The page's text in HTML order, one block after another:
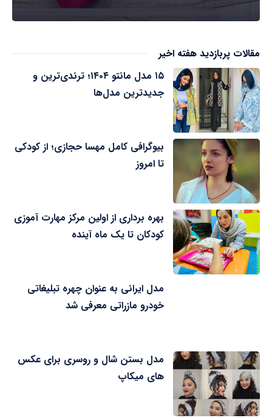
مقالات پربازدید هفته اخیر
۱۵ مدل مانتو ۱۴۰۴؛ ترندی‌ترین و
جدیدترین مدل‌ها
بیوگرافی کامل مهسا حجازی؛ از کودکی
تا امروز
بهره برداری از اولین مرکز مهارت آموزی
کودکان تا یک ماه آینده
مدل ایرانی به عنوان چهره تبلیغاتی
خودرو مازراتی معرفی شد
مدل بستن شال و روسری برای عکس
های میکاپ